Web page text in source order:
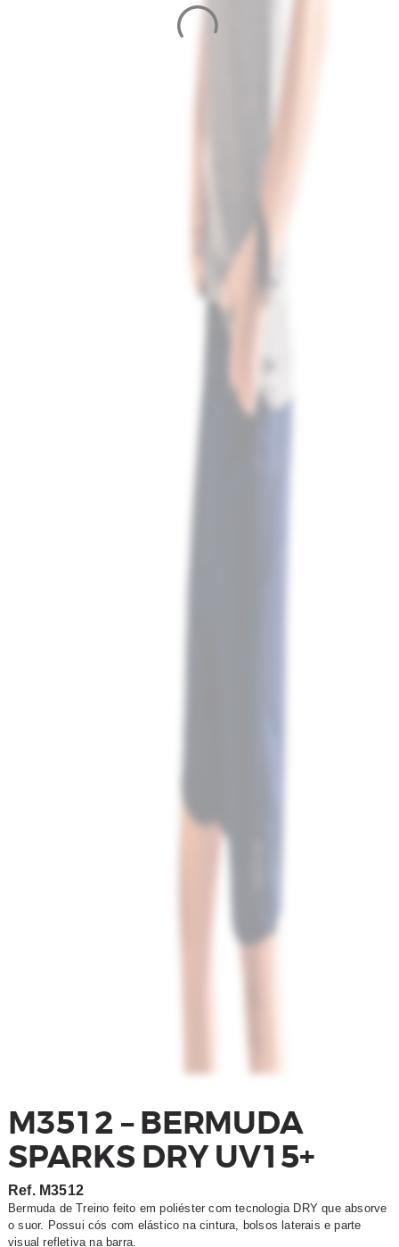
M3512 – BERMUDA
SPARKS DRY UV15+
Ref. M3512
Bermuda de Treino feito em poliéster com tecnologia DRY que absorve
o suor. Possui cós com elástico na cintura, bolsos laterais e parte
visual refletiva na barra.